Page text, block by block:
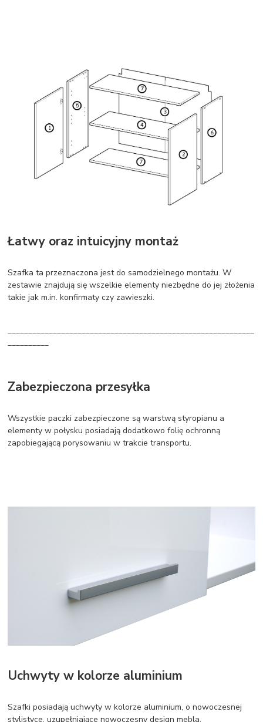
Łatwy oraz intuicyjny montaż
Szafka ta przeznaczona jest do samodzielnego montażu. W
zestawie znajdują się wszelkie elementy niezbędne do jej złożenia
takie jak m.in. konfirmaty czy zawieszki.
Zabezpieczona przesyłka
Wszystkie paczki zabezpieczone są warstwą styropianu a
elementy w połysku posiadają dodatkowo folię ochronną
zapobiegającą porysowaniu w trakcie transportu.
Uchwyty w kolorze aluminium
Szafki posiadają uchwyty w kolorze aluminium, o nowoczesnej
stylistyce, uzupełniające nowoczesny design mebla.